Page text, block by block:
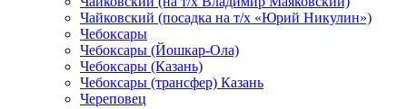
Чайковский (посадка на т/х «Юрий Никулин»)
Чебоксары
Чебоксары (Йошкар-Ола)
Чебоксары (Казань)
Чебоксары (трансфер) Казань
Череповец